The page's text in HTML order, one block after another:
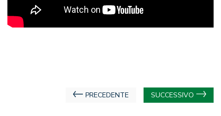
Navigazione
PRECEDENTE SUCCESSIVO